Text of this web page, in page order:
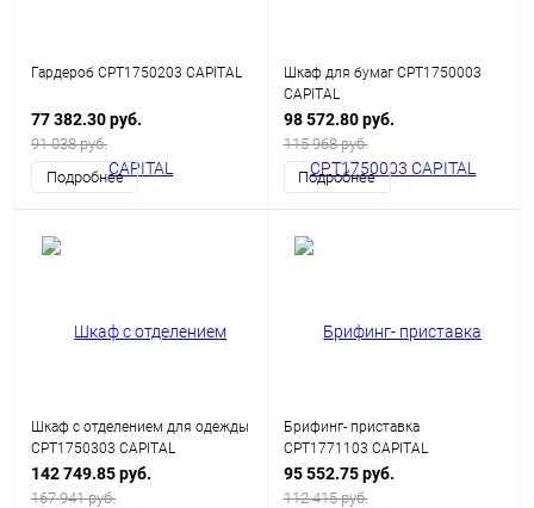
Гардероб CPT1750203 CAPITAL
77 382.30 руб.
91 038 руб.
Подробнее
Шкаф для бумаг CPT1750003
CAPITAL
98 572.80 руб.
115 968 руб.
Подробнее
Шкаф с отделением для одежды
CPT1750303 CAPITAL
142 749.85 руб.
167 941 руб.
Брифинг- приставка
CPT1771103 CAPITAL
95 552.75 руб.
112 415 руб.